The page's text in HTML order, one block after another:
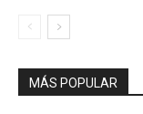
MÁS POPULAR